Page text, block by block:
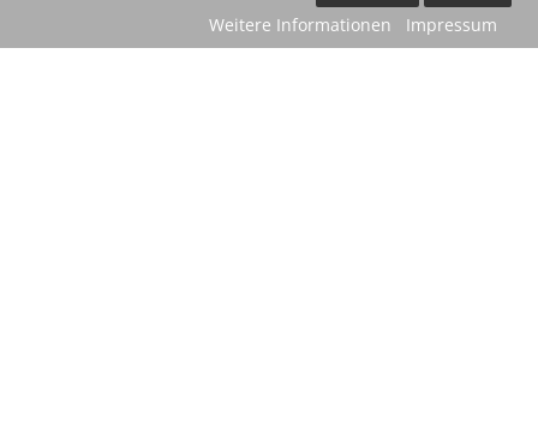
Weitere Informationen Impressum